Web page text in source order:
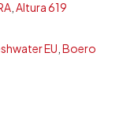
, Altura 619
EU Boero